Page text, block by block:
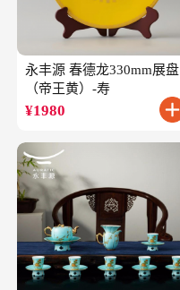
永丰源 春德龙330mm展盘
（帝王黄）-寿
¥1980